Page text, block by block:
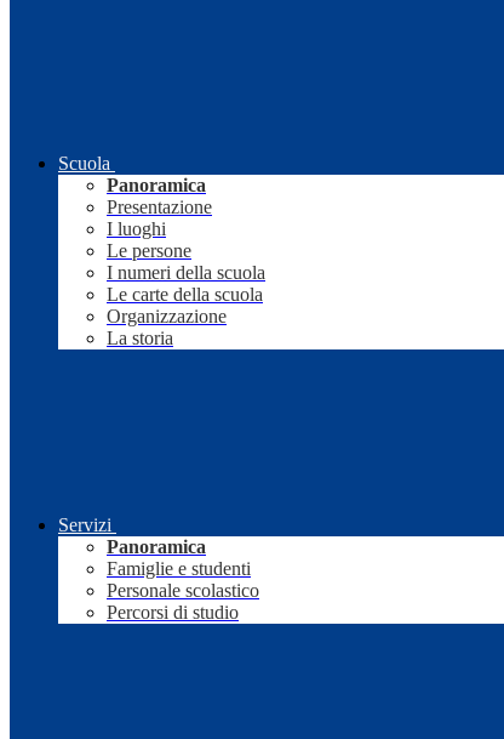
Scuola
Panoramica
Presentazione
I luoghi
Le persone
I numeri della scuola
Le carte della scuola
Organizzazione
La storia
Servizi
Panoramica
Famiglie e studenti
Personale scolastico
Percorsi di studio